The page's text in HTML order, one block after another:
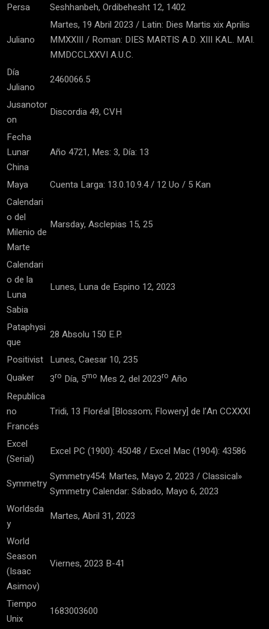
Persa
Seshhanbeh, Ordibehesht 12, 1402
Juliano
Martes, 19 Abril 2023 / Latin: Dies Martis xix Aprilis
MMXXIII / Roman: DIES MARTIS A.D. XIII KAL. MAI.
MMDCCLXXVI A.U.C.
Día
Juliano
2460066.5
Jusanotor
on
Discordia 49, CVH
Fecha
Lunar
China
Año 4721, Mes: 3, Día: 13
Maya
Cuenta Larga: 13.0.10.9.4 / 12 Uo / 5 Kan
Calendari
o del
Milenio de
Marte
Marsday, Asclepias 15, 25
Calendari
o de la
Luna
Sabia
Lunes, Luna de Espino 12, 2023
Pataphysi
que
28 Absolu 150 E.P.
Positivist Lunes, Caesar 10, 235
Quaker
3ro Día, 5mo Mes 2, del 2023ro Año
Republica
no
Francés
Tridi, 13 Floréal [Blossom; Flowery] de l’An CCXXXI
Excel
(Serial)
Excel PC (1900): 45048 / Excel Mac (1904): 43586
Symmetry
Symmetry454: Martes, Mayo 2, 2023 / Classical»
Symmetry Calendar: Sábado, Mayo 6, 2023
Worldsda
y
Martes, Abril 31, 2023
World
Season
(Isaac
Asimov)
Viernes, 2023 B-41
Tiempo
Unix
1683003600